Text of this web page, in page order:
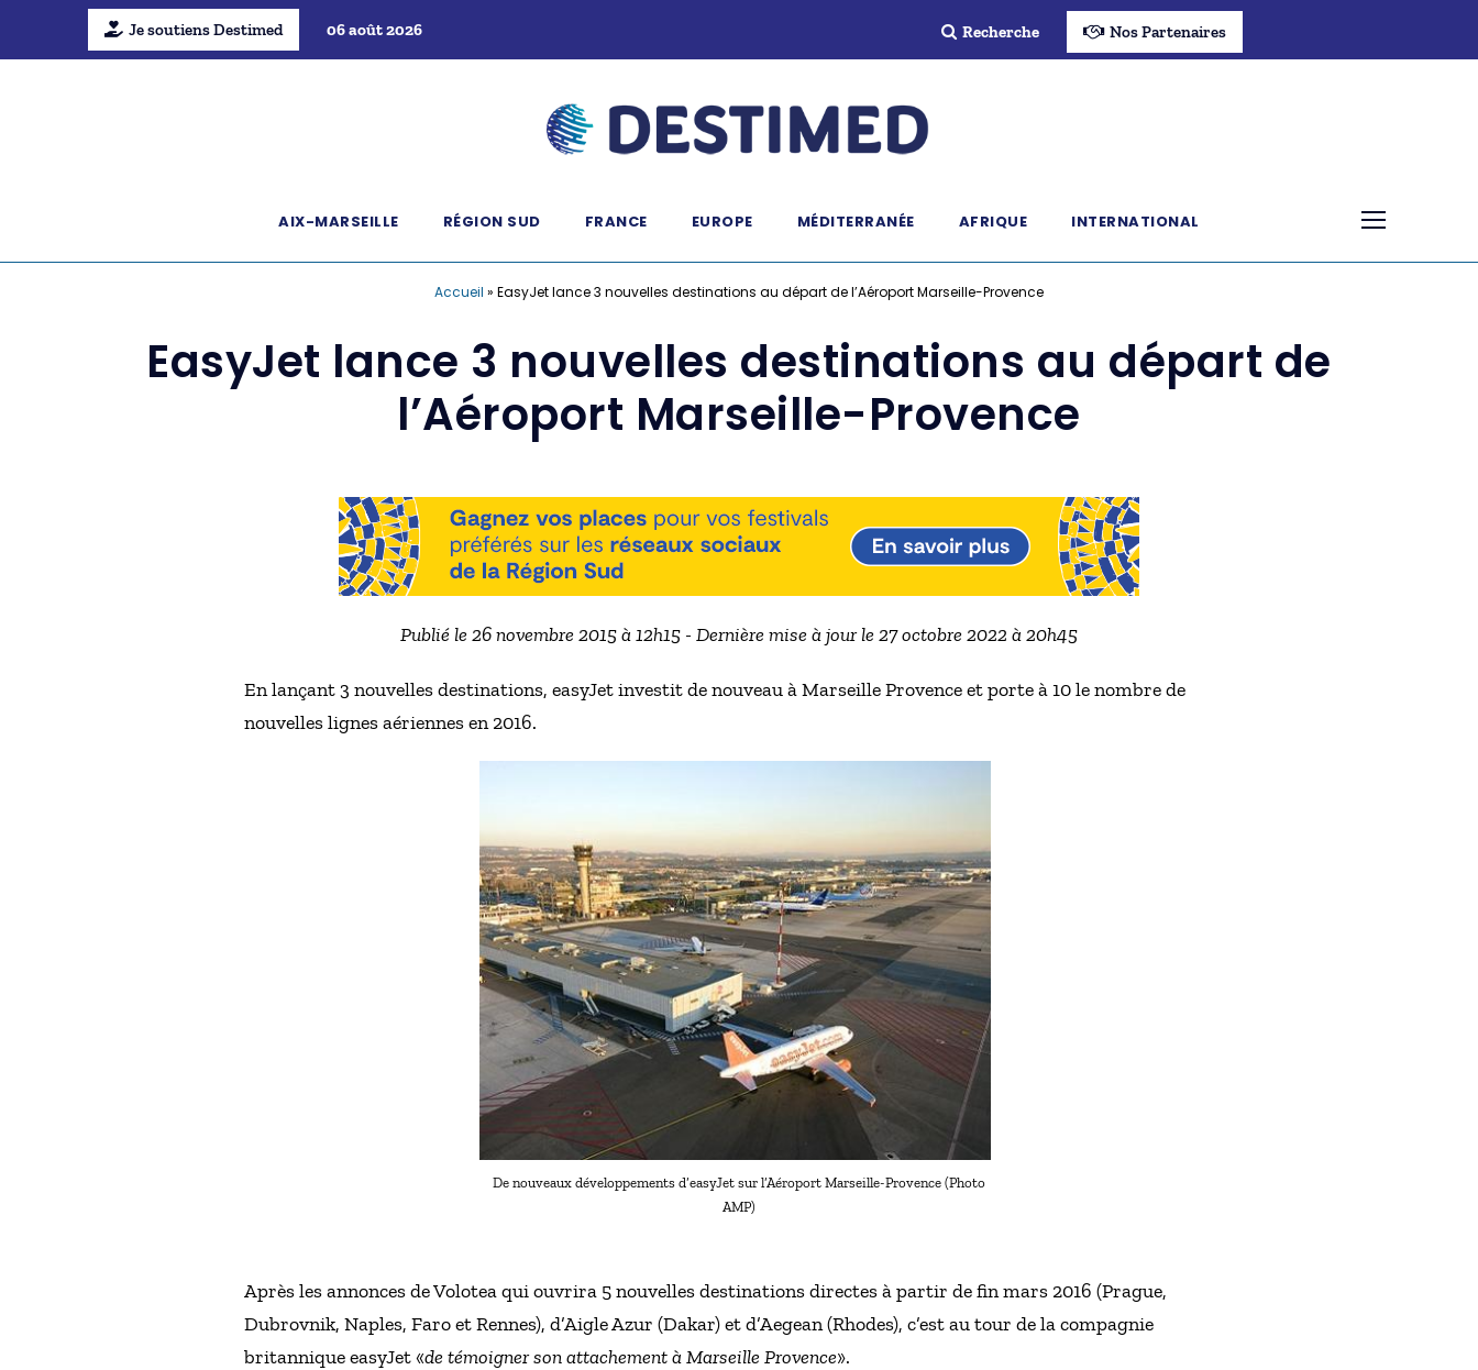
Je soutiens Destimed 06 août 2026 Recherche Nos Partenaires
AIX-MARSEILLE RÉGION SUD FRANCE EUROPE MÉDITERRANÉE AFRIQUE INTERNATIONAL
Accueil » EasyJet lance 3 nouvelles destinations au départ de l’Aéroport Marseille-Provence
EasyJet lance 3 nouvelles destinations au départ de
l’Aéroport Marseille-Provence
Publié le 26 novembre 2015 à 12h15 - Dernière mise à jour le 27 octobre 2022 à 20h45
En lançant 3 nouvelles destinations, easyJet investit de nouveau à Marseille Provence et porte à 10 le nombre de
nouvelles lignes aériennes en 2016.
De nouveaux développements d’easyJet sur l’Aéroport Marseille-Provence (Photo
AMP)
Après les annonces de Volotea qui ouvrira 5 nouvelles destinations directes à partir de fin mars 2016 (Prague,
Dubrovnik, Naples, Faro et Rennes), d’Aigle Azur (Dakar) et d’Aegean (Rhodes), c’est au tour de la compagnie
britannique easyJet «de témoigner son attachement à Marseille Provence».